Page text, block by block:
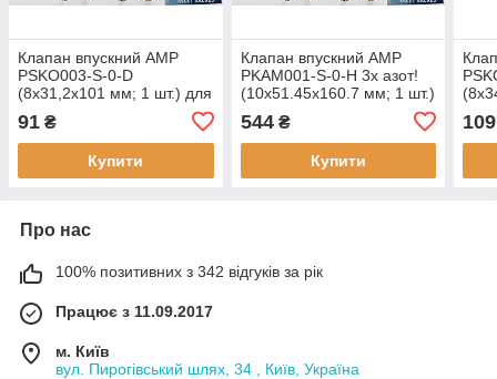
Клапан впускний AMP
PSKO003-S-0-D
(8x31,2x101 мм; 1 шт.) для
номери: 441.0.1209.265.6,
сайт виробника
91 ₴
Купити
Клапан впускний AMP
PKAM001-S-0-H 3х азот!
(10x51.45x160.7 мм; 1 шт.)
номери: 7406.10070.10,
сайт виробника
544₴
Купити
109
Про нас
100% позитивних з 342 відгуків за рік
Працює з 11.09.2017
м. Київ
вул. Пирогівський шлях, 34 , Київ, Україна